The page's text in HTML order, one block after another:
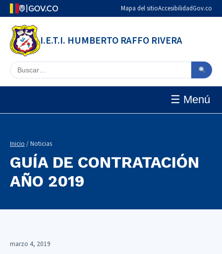
Mapa del sitioAccesibilidadGov.co
I.E.T.I. HUMBERTO RAFFO RIVERA
Buscar en el sitio
☰ Menú
Inicio / Noticias
GUÍA DE CONTRATACIÓN
AÑO 2019
marzo 4, 2019